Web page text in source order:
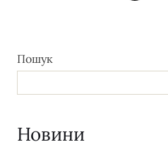
Пошук
Новини